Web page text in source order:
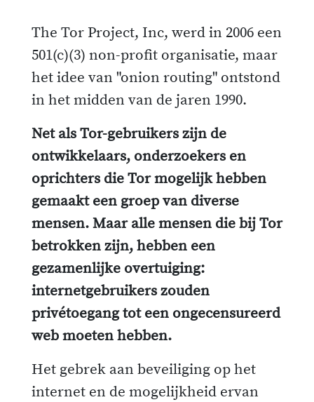
The Tor Project, Inc, werd in 2006 een
501(c)(3) non-profit organisatie, maar
het idee van "onion routing" ontstond
in het midden van de jaren 1990.
Net als Tor-gebruikers zijn de
ontwikkelaars, onderzoekers en
oprichters die Tor mogelijk hebben
gemaakt een groep van diverse
mensen. Maar alle mensen die bij Tor
betrokken zijn, hebben een
gezamenlijke overtuiging:
internetgebruikers zouden
privétoegang tot een ongecensureerd
web moeten hebben.
Het gebrek aan beveiliging op het
internet en de mogelijkheid ervan